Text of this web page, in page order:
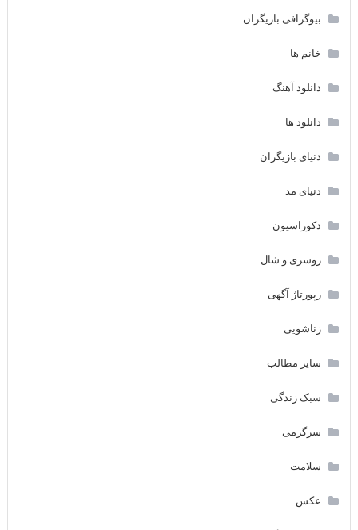
بیوگرافی بازیگران
خانم ها
دانلود آهنگ
دانلود ها
دنیای بازیگران
دنیای مد
دکوراسیون
روسری و شال
رپورتاژ آگهی
زناشویی
سایر مطالب
سبک زندگی
سرگرمی
سلامت
عکس